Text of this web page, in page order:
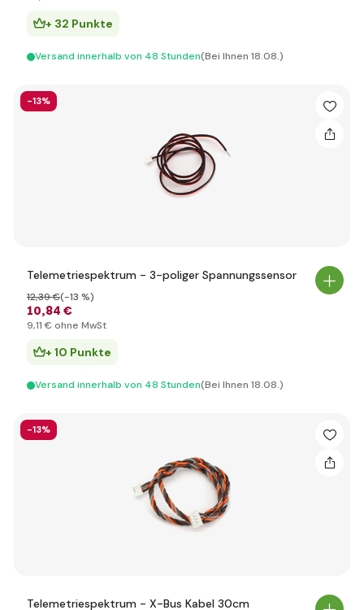
+ 32 Punkte
Versand innerhalb von 48 Stunden(Bei Ihnen 18.08.)
-13%
Telemetriespektrum - 3-poliger Spannungssensor
10,84 €
12,39 €(-13 %)
9,11 € ohne MwSt
+ 10 Punkte
Versand innerhalb von 48 Stunden(Bei Ihnen 18.08.)
-13%
Telemetriespektrum - X-Bus Kabel 30cm